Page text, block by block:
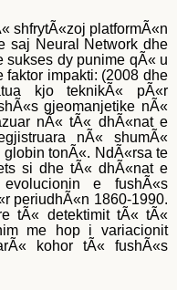
shfrytÃ«zoj platformÃ«n
saj Neural Network dhe
sukses dy punime qÃ« u
faktor impakti: (2008 dhe
kjo teknikÃ« pÃ«r
gjeomanjetike nÃ«
nÃ« tÃ« dhÃ«nat e
nÃ« shumÃ«
tonÃ«. NdÃ«rsa te
si dhe tÃ« dhÃ«nat e
e fushÃ«s
periudhÃ«n 1860-1990.
tÃ« detektimit tÃ« tÃ«
me hop i variacionit
kohor tÃ« fushÃ«s